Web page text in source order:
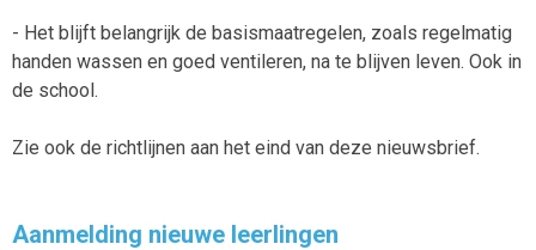
- Het blijft belangrijk de basismaatregelen, zoals regelmatig
handen wassen en goed ventileren, na te blijven leven. Ook in
de school.
Zie ook de richtlijnen aan het eind van deze nieuwsbrief.
Aanmelding nieuwe leerlingen